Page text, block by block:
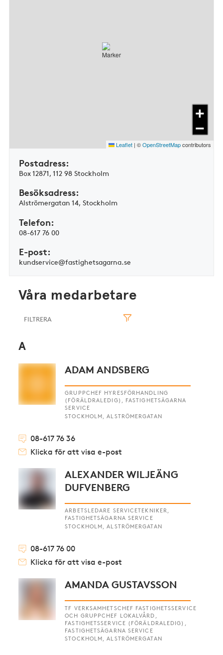
+
−
Leaflet | ©OpenStreetMapcontributors
Postadress:
Box 12871, 112 98 Stockholm
Besöksadress:
Alströmergatan 14,­ Stockholm
Telefon:
08-617 76 00
E-post:
kundservice@fastighetsagarna.se
Våra medarbetare
A
ADAM ANDSBERG
GRUPPCHEF HYRESFÖRHANDLING
(FÖRÄLDRALEDIG), FASTIGHETSÄGARNA
SERVICE
STOCKHOLM, ALSTRÖMERGATAN
08-617 76 36
Klicka för att visa e-post
ALEXANDER WILJEÄNG
DUFVENBERG
ARBETSLEDARE SERVICETEKNIKER,
FASTIGHETSÄGARNA SERVICE
STOCKHOLM, ALSTRÖMERGATAN
08-617 76 00
Klicka för att visa e-post
AMANDA GUSTAVSSON
TF VERKSAMHETSCHEF FASTIGHETSSERVICE
OCH GRUPPCHEF LOKALVÅRD,
FASTIGHETSSERVICE (FÖRÄLDRALEDIG),
FASTIGHETSÄGARNA SERVICE
STOCKHOLM, ALSTRÖMERGATAN